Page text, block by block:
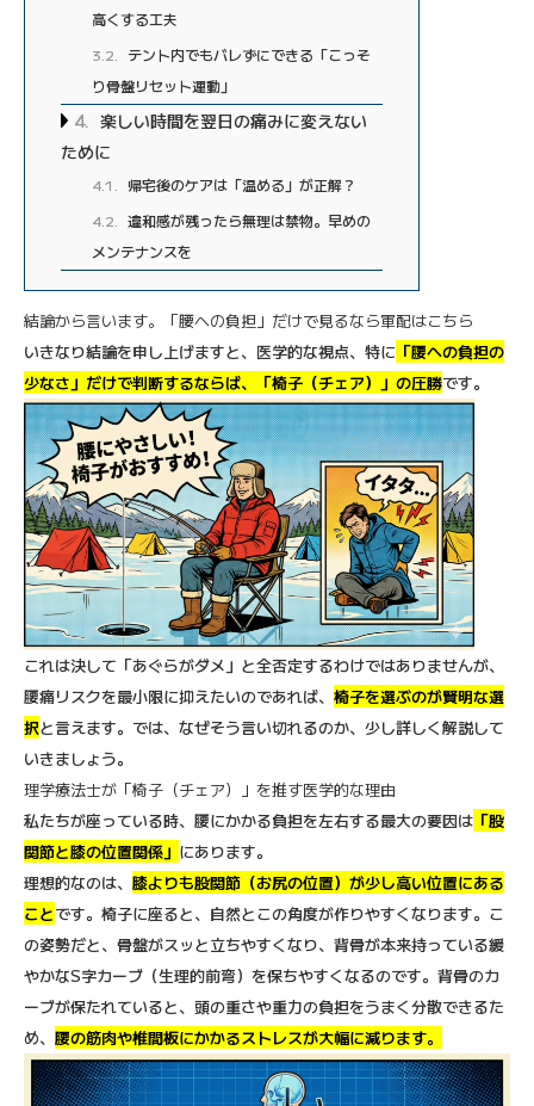
高くする工夫
3.2
テント内でもバレずにできる「こっそ
り骨盤リセット運動」
4
楽しい時間を翌日の痛みに変えない
ために
4.1
帰宅後のケアは「温める」が正解？
4.2
違和感が残ったら無理は禁物。早めの
メンテナンスを
結論から言います。「腰への負担」だけで見るなら軍配はこちら
いきなり結論を申し上げますと、医学的な視点、特に 「腰への負担の
少なさ」だけで判断するならば、「椅子（チェア）」の圧勝です。
これは決して「あぐらがダメ」と全否定するわけではありませんが、
腰痛リスクを最小限に抑えたいのであれば、 椅子を選ぶのが賢明な選
択と言えます。では、なぜそう言い切れるのか、少し詳しく解説して
いきましょう。
理学療法士が「椅子（チェア）」を推す医学的な理由
私たちが座っている時、腰にかかる負担を左右する最大の要因は 「股
関節と膝の位置関係」 にあります。
理想的なのは、 膝よりも股関節（お尻の位置）が少し高い位置にある
ことです。椅子に座ると、自然とこの角度が作りやすくなります。こ
の姿勢だと、骨盤がスッと立ちやすくなり、背骨が本来持っている緩
やかなS字カーブ（生理的前弯）を保ちやすくなるのです。背骨のカ
ーブが保たれていると、頭の重さや重力の負担をうまく分散できるた
め、 腰の筋肉や椎間板にかかるストレスが大幅に減ります。